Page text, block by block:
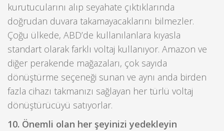
kurutucularını alıp seyahate çıktıklarında
doğrudan duvara takamayacaklarını bilmezler.
Çoğu ülkede, ABD’de kullanılanlara kıyasla
standart olarak farklı voltaj kullanıyor. Amazon ve
diğer perakende mağazaları, çok sayıda
dönüştürme seçeneği sunan ve aynı anda birden
fazla cihazı takmanızı sağlayan her türlü voltaj
dönüştürücüyü satıyorlar.
10. Önemli olan her şeyinizi yedekleyin